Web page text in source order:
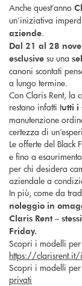
Anche quest’anno
un’iniziativa
aziende.
Dal 21 al 28
esclusive su una
canoni scontati
a lungo termine.
Con Claris Rent, la
restano infatti tutti i
manutenzione
certezza di
Le offerte del Black
e fino a
per chi desidera
aziendale a
In più, come da
noleggio in
Claris Rent –
Friday.
Scopri i modelli
https://
Scopri i modelli
privati